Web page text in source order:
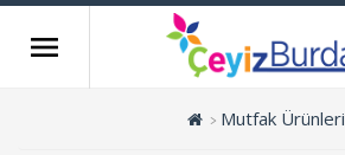
Mutfak Ürünleri